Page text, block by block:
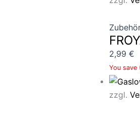
2,99 €
You save
zzgl.